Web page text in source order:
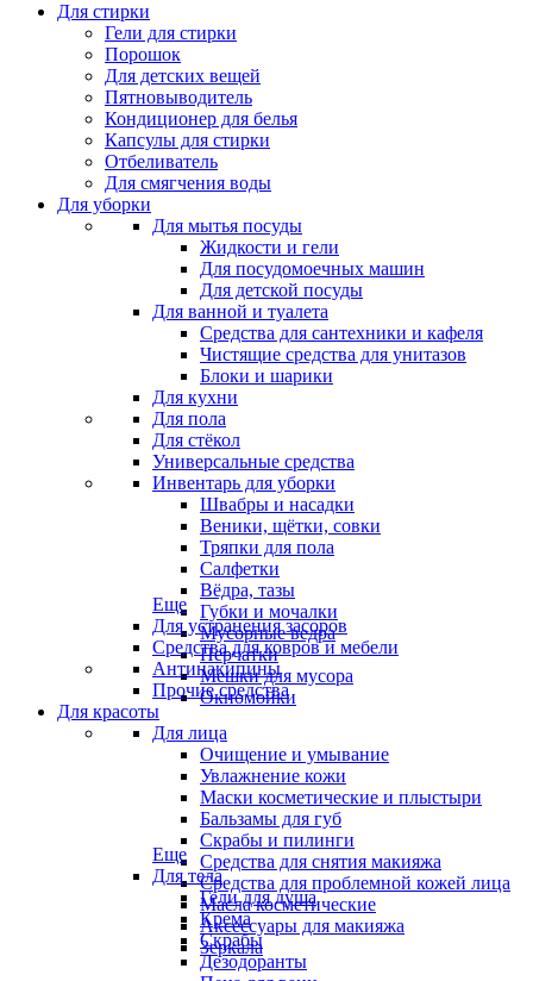
Для стирки
Гели для стирки
Порошок
Для детских вещей
Пятновыводитель
Кондиционер для белья
Капсулы для стирки
Отбеливатель
Для смягчения воды
Для уборки
Для мытья посуды
Жидкости и гели
Для посудомоечных машин
Для детской посуды
Для ванной и туалета
Средства для сантехники и кафеля
Чистящие средства для унитазов
Блоки и шарики
Для кухни
Для пола
Для стёкол
Универсальные средства
Инвентарь для уборки
Швабры и насадки
Веники, щётки, совки
Тряпки для пола
Салфетки
Вёдра, тазы
Губки и мочалки
Мусорные ведра
Перчатки
Мешки для мусора
Окномойки
Еще
Для устранения засоров
Средства для ковров и мебели
Антинакипины
Прочие средства
Для красоты
Для лица
Очищение и умывание
Увлажнение кожи
Маски косметические и плыстыри
Бальзамы для губ
Скрабы и пилинги
Средства для снятия макияжа
Средства для проблемной кожей лица
Масла косметические
Аксессуары для макияжа
Зеркала
Еще
Для тела
Гели для душа
Крема
Скрабы
Дезодоранты